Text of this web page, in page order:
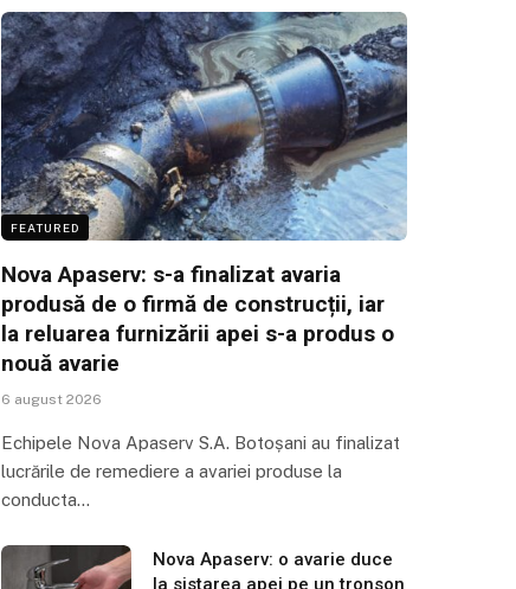
FEATURED
Nova Apaserv: s-a finalizat avaria
produsă de o firmă de construcții, iar
la reluarea furnizării apei s-a produs o
nouă avarie
6 august 2026
Echipele Nova Apaserv S.A. Botoșani au finalizat
lucrările de remediere a avariei produse la
conducta…
Nova Apaserv: o avarie duce
la sistarea apei pe un tronson